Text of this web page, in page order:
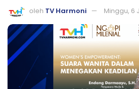
oleh TV Harmoni Minggu, 6